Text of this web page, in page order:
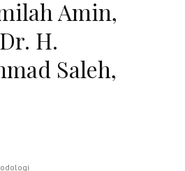
Amin,
H.
Saleh,